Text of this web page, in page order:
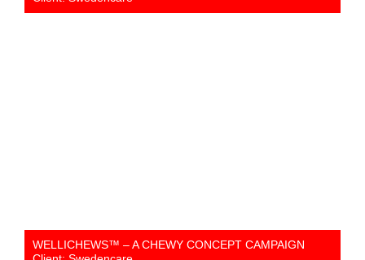
WELLICHEWS™ – A CHEWY CONCEPT CAMPAIGN